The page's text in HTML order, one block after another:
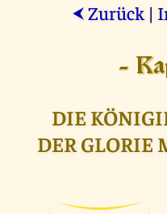
⮜ Zurück |
-
DIE
DER